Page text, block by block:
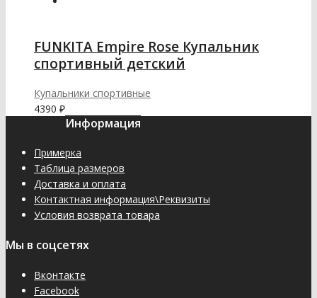
FUNKITA Empire Rose Купальник
спортивный детский
Купальники спортивные
4390 ₽
Информация
Примерка
Таблица размеров
Доставка и оплата
Контактная информация\Реквизиты
Условия возврата товара
Мы в соцсетях
Вконтакте
Facebook